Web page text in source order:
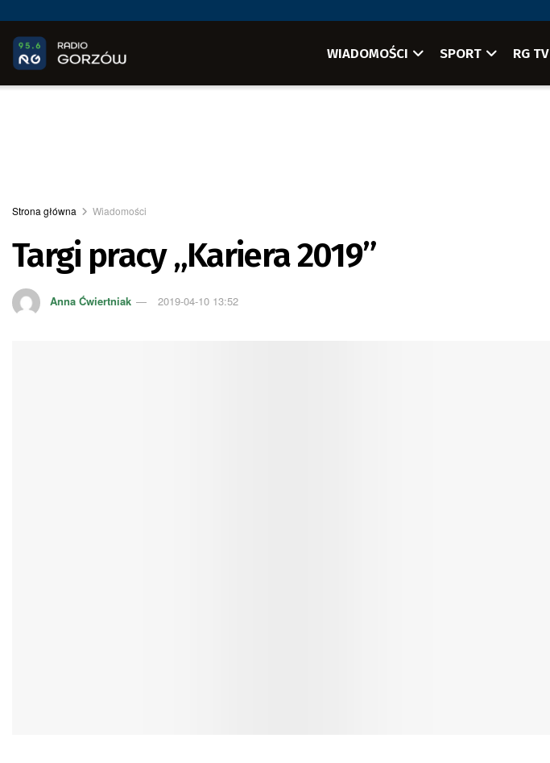
WIADOMOŚCI SPORT RG TV
Strona główna Wiadomości
Targi pracy „Kariera 2019”
Anna Ćwiertniak 2019-04-10 13:52